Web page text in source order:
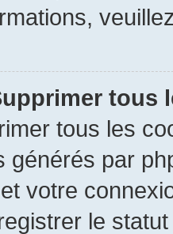
tous
tous les
générés par
votre
le